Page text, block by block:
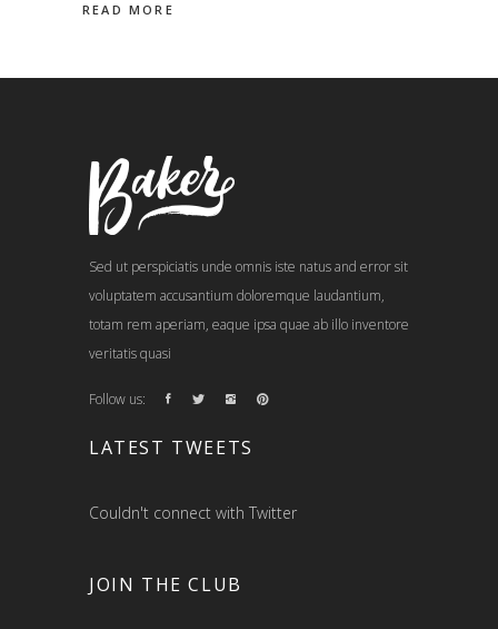
READ MORE
Sed ut perspiciatis unde omnis iste natus and error sit
voluptatem accusantium doloremque laudantium,
totam rem aperiam, eaque ipsa quae ab illo inventore
veritatis quasi
Follow us:
LATEST TWEETS
Couldn't connect with Twitter
JOIN THE CLUB